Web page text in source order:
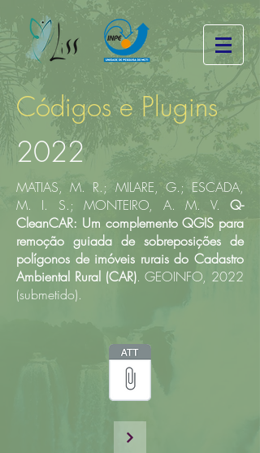
Códigos e Plugins
2022
MATIAS, M. R.; MILARE, G.; ESCADA,
M. I. S.; MONTEIRO, A. M. V. Q-
CleanCAR: Um complemento QGIS para
remoção guiada de sobreposições de
polígonos de imóveis rurais do Cadastro
Ambiental Rural (CAR). GEOINFO, 2022
(submetido).